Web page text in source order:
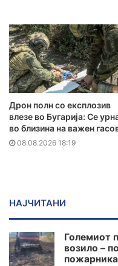
Дрон полн со експлозив
влезе во Бугарија: Се
во близина на важен
08.08.2026 18:19
НАЈЧИТАНИ
Големиот
возило –